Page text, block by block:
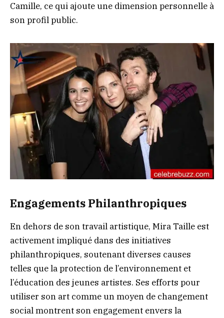
Camille, ce qui ajoute une dimension personnelle à
son profil public.
Engagements Philanthropiques
En dehors de son travail artistique, Mira Taille est
activement impliqué dans des initiatives
philanthropiques, soutenant diverses causes
telles que la protection de l’environnement et
l’éducation des jeunes artistes. Ses efforts pour
utiliser son art comme un moyen de changement
social montrent son engagement envers la